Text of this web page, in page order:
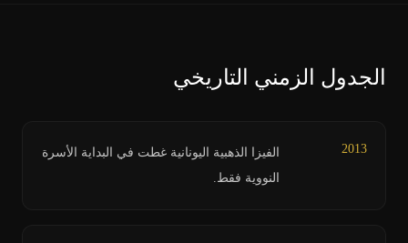
الجدول الزمني التاريخي
2013
الفيزا الذهبية اليونانية غطت في البداية الأسرة
النووية فقط.